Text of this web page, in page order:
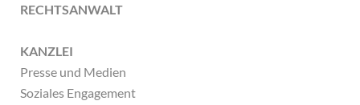
RECHTSANWALT
KANZLEI
Presse und Medien
Soziales Engagement